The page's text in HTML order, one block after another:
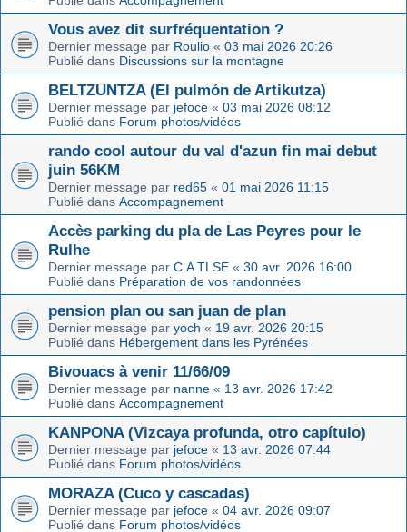
Vous avez dit surfréquentation ?
Dernier message par Roulio « 03 mai 2026 20:26
Publié dans Discussions sur la montagne
BELTZUNTZA (El pulmón de Artikutza)
Dernier message par jefoce « 03 mai 2026 08:12
Publié dans Forum photos/vidéos
rando cool autour du val d'azun fin mai debut
juin 56KM
Dernier message par red65 « 01 mai 2026 11:15
Publié dans Accompagnement
Accès parking du pla de Las Peyres pour le
Rulhe
Dernier message par C.A TLSE « 30 avr. 2026 16:00
Publié dans Préparation de vos randonnées
pension plan ou san juan de plan
Dernier message par yoch « 19 avr. 2026 20:15
Publié dans Hébergement dans les Pyrénées
Bivouacs à venir 11/66/09
Dernier message par nanne « 13 avr. 2026 17:42
Publié dans Accompagnement
KANPONA (Vizcaya profunda, otro capítulo)
Dernier message par jefoce « 13 avr. 2026 07:44
Publié dans Forum photos/vidéos
MORAZA (Cuco y cascadas)
Dernier message par jefoce « 04 avr. 2026 09:07
Publié dans Forum photos/vidéos